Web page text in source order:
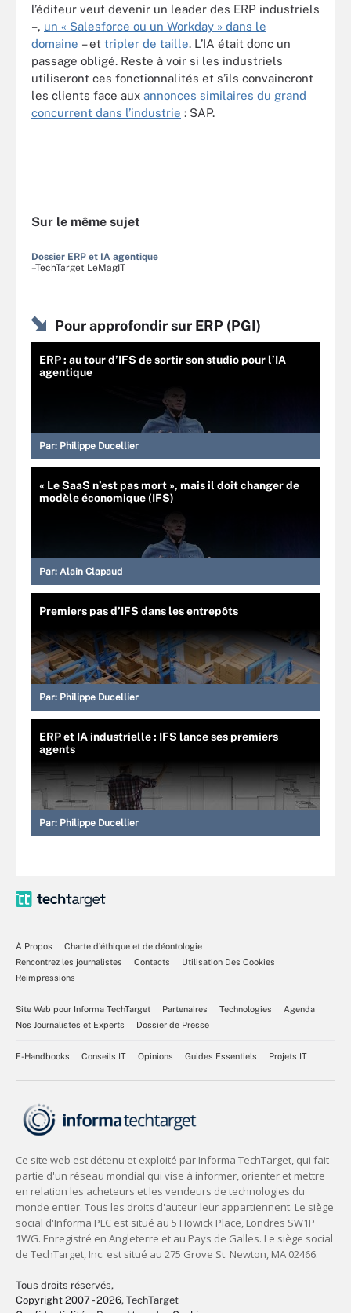
l’éditeur veut devenir un leader des ERP industriels
–, un « Salesforce ou un Workday » dans le
domaine – et tripler de taille. L’IA était donc un
passage obligé. Reste à voir si les industriels
utiliseront ces fonctionnalités et s’ils convaincront
les clients face aux annonces similaires du grand
concurrent dans l’industrie : SAP.
Sur le même sujet
Dossier ERP et IA agentique
–TechTarget LeMagIT
Pour approfondir sur ERP (PGI)
ERP : au tour d’IFS de sortir son studio pour l’IA
agentique
Par: Philippe Ducellier
« Le SaaS n’est pas mort », mais il doit changer de
modèle économique (IFS)
Par: Alain Clapaud
Premiers pas d’IFS dans les entrepôts
Par: Philippe Ducellier
ERP et IA industrielle : IFS lance ses premiers
agents
Par: Philippe Ducellier
À Propos
Charte d’éthique et de déontologie
Rencontrez les journalistes
Contacts
Utilisation Des Cookies
Réimpressions
Site Web pour Informa TechTarget Partenaires Technologies
Agenda
Nos Journalistes et Experts
Dossier de Presse
E-Handbooks Conseils IT Opinions Guides Essentiels Projets IT
Tous droits réservés,
Copyright 2007 - 2026, TechTarget